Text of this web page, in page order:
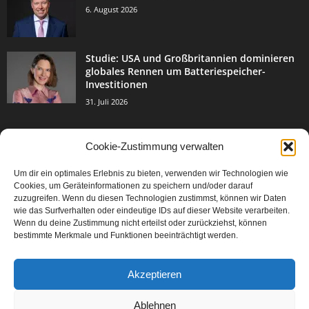
Cookie-Zustimmung verwalten
Um dir ein optimales Erlebnis zu bieten, verwenden wir Technologien wie
Cookies, um Geräteinformationen zu speichern und/oder darauf
zuzugreifen. Wenn du diesen Technologien zustimmst, können wir Daten
wie das Surfverhalten oder eindeutige IDs auf dieser Website verarbeiten.
Wenn du deine Zustimmung nicht erteilst oder zurückziehst, können
bestimmte Merkmale und Funktionen beeinträchtigt werden.
Akzeptieren
Ablehnen
6. August 2026
Studie: USA und Großbritannien dominieren
globales Rennen um Batteriespeicher-
Investitionen
31. Juli 2026
Events & Success 3004
Breaking News 2067
Aktuelles
Featured Article
Karriere 567